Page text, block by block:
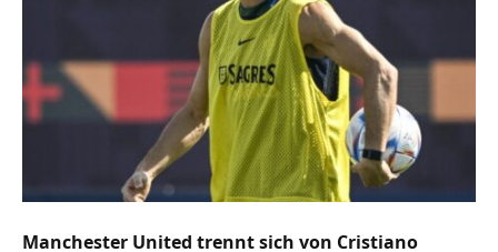
Manchester United trennt sich von Cristiano